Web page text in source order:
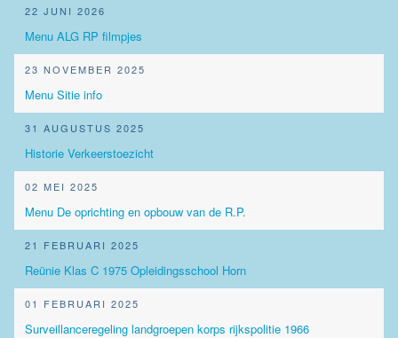
22 JUNI 2026
Menu ALG RP filmpjes
23 NOVEMBER 2025
Menu Sitie info
31 AUGUSTUS 2025
Historie Verkeerstoezicht
02 MEI 2025
Menu De oprichting en opbouw van de R.P.
21 FEBRUARI 2025
Reünie Klas C 1975 Opleidingsschool Horn
01 FEBRUARI 2025
Surveillanceregeling landgroepen korps rijkspolitie 1966